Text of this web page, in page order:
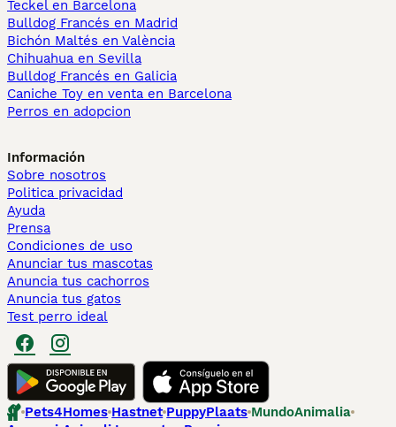
Teckel en Barcelona
Bulldog Francés en Madrid
Bichón Maltés en València
Chihuahua en Sevilla
Bulldog Francés en Galicia
Caniche Toy en venta en Barcelona
Perros en adopcion
Información
Sobre nosotros
Politica privacidad
Ayuda
Prensa
Condiciones de uso
Anunciar tus mascotas
Anuncia tus cachorros
Anuncia tus gatos
Test perro ideal
Pets4Homes Hastnet PuppyPlaats MundoAnimalia